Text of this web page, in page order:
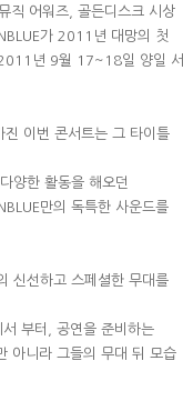
어워즈, 골든디스크 시상
가 2011년 대망의 첫
2011년 9월 17~18일 양일 서
이번 콘서트는 그 타이틀
양한 활동을 해오던
만의 독특한 사운드를
신선하고 스페셜한 무대를
부터, 공연을 준비하는
아니라 그들의 무대 뒤 모습